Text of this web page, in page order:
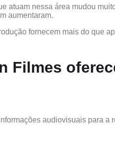
atuam nessa área mudou
aumentaram.
fornecem mais do que
Filmes
audiovisuais para a